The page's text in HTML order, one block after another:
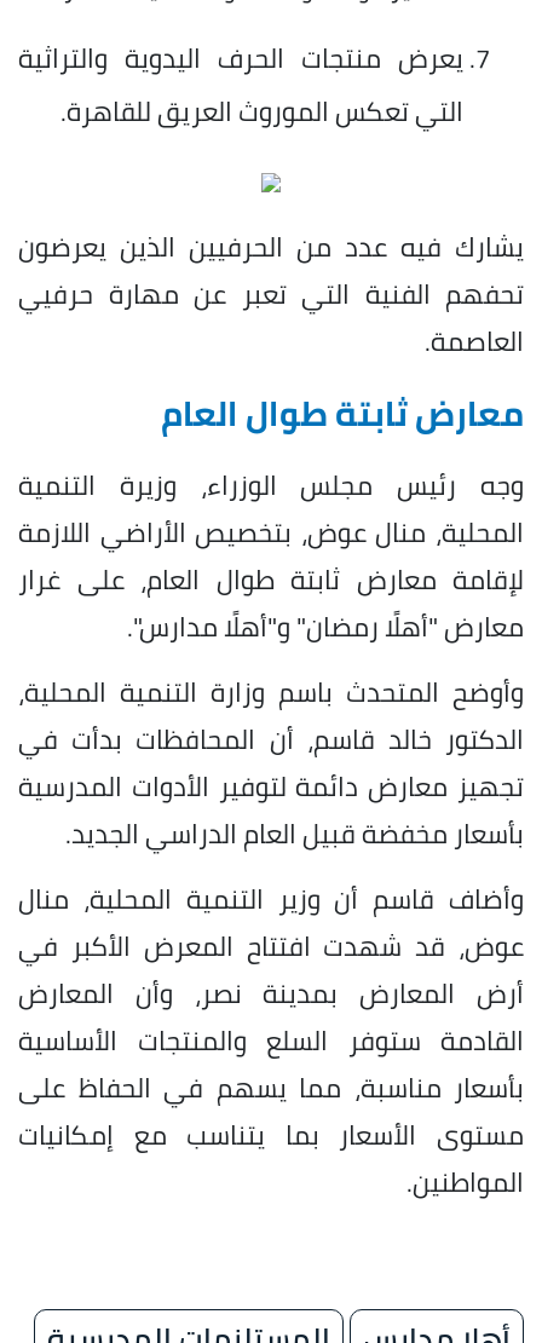
يعرض منتجات الحرف اليدوية والتراثية
التي تعكس الموروث العريق للقاهرة.
يشارك فيه عدد من الحرفيين الذين يعرضون
تحفهم الفنية التي تعبر عن مهارة حرفيي
العاصمة.
معارض ثابتة طوال العام
وجه رئيس مجلس الوزراء، وزيرة التنمية
المحلية، منال عوض، بتخصيص الأراضي اللازمة
لإقامة معارض ثابتة طوال العام، على غرار
معارض "أهلًا رمضان" و"أهلًا مدارس".
وأوضح المتحدث باسم وزارة التنمية المحلية،
الدكتور خالد قاسم، أن المحافظات بدأت في
تجهيز معارض دائمة لتوفير الأدوات المدرسية
بأسعار مخفضة قبيل العام الدراسي الجديد.
وأضاف قاسم أن وزير التنمية المحلية، منال
عوض، قد شهدت افتتاح المعرض الأكبر في
أرض المعارض بمدينة نصر، وأن المعارض
القادمة ستوفر السلع والمنتجات الأساسية
بأسعار مناسبة، مما يسهم في الحفاظ على
مستوى الأسعار بما يتناسب مع إمكانيات
المواطنين.